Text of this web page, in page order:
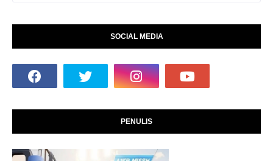
SOCIAL MEDIA
PENULIS